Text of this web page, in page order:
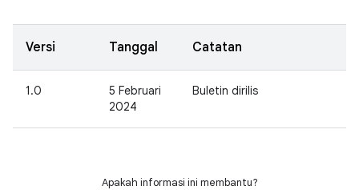
Versi Tanggal Catatan
1.0
5 Februari
2024
Buletin dirilis
Apakah informasi ini membantu?